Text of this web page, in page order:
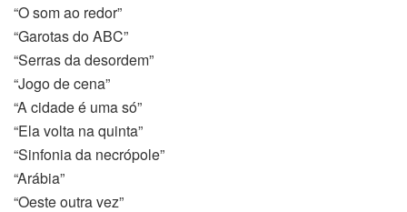
“O som ao redor”
“Garotas do ABC”
“Serras da desordem”
“Jogo de cena”
“A cidade é uma só”
“Ela volta na quinta”
“Sinfonia da necrópole”
“Arábia”
“Oeste outra vez”